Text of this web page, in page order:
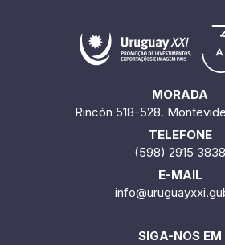
MORADA
Rincón 518-528.
TELEFONE
(598) 2915 3838
E-MAIL
SIGA-NOS EM